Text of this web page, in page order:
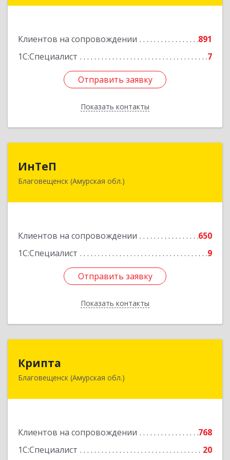
Клиентов на сопровождении
891
1С:Специалист
7
Отправить заявку
Показать контакты
Отправить заявку
Назад
ИнТеП
Благовещенск (Амурская обл.)
Клиентов на сопровождении
650
1С:Специалист
9
Отправить заявку
Показать контакты
675000, Амурская обл, Благовещенск г,
Отправить заявку
Назад
Крипта
Благовещенск (Амурская обл.)
Клиентов на сопровождении
768
1С:Специалист
20
675000, Амурская обл, Благовещенск г,